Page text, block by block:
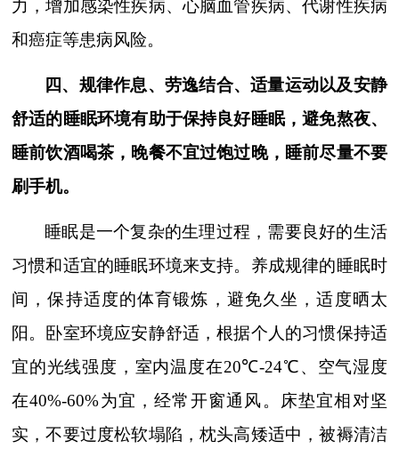
力，增加感染性疾病、心脑血管疾病、代谢性疾病
和癌症等患病风险。
四、规律作息、劳逸结合、适量运动以及安静
舒适的睡眠环境有助于保持良好睡眠，避免熬夜、
睡前饮酒喝茶，晚餐不宜过饱过晚，睡前尽量不要
刷手机。
睡眠是一个复杂的生理过程，需要良好的生活
习惯和适宜的睡眠环境来支持。养成规律的睡眠时
间，保持适度的体育锻炼，避免久坐，适度晒太
阳。卧室环境应安静舒适，根据个人的习惯保持适
宜的光线强度，室内温度在20℃-24℃、空气湿度
在40%-60%为宜，经常开窗通风。床垫宜相对坚
实，不要过度松软塌陷，枕头高矮适中，被褥清洁